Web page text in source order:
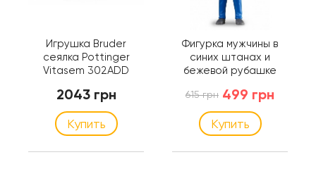
Игрушка Bruder
сеялка Pottinger
Vitasem 302ADD
2043 грн
Купить
Фигурка мужчины в
синих штанах и
бежевой рубашке
615 грн 499 грн
Купить